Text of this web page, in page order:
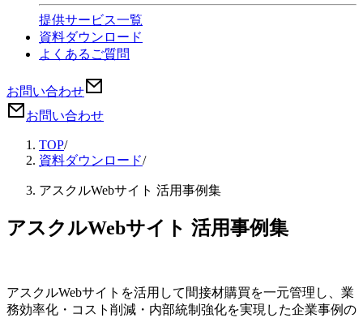
提供サービス一覧
資料ダウンロード
よくあるご質問
お問い合わせ
お問い合わせ
TOP/
資料ダウンロード/
アスクルWebサイト 活用事例集
アスクルWebサイト 活用事例集
アスクルWebサイトを活用して間接材購買を一元管理し、業
務効率化・コスト削減・内部統制強化を実現した企業事例の